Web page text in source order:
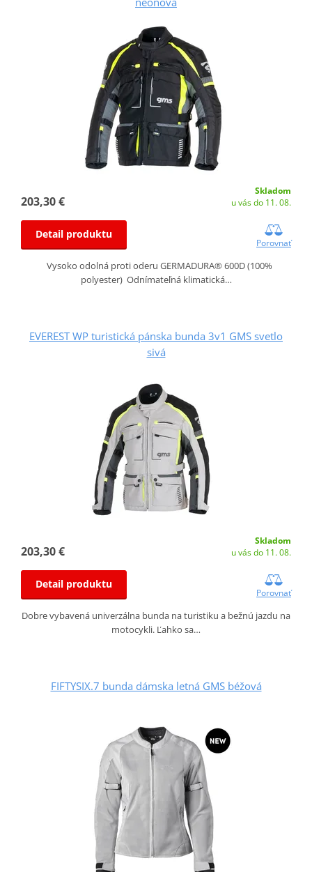
203,30 €
Skladom
u vás do 11. 08.
Detail produktu
Porovnať
Vysoko odolná proti oderu GERMADURA® 600D (100%
polyester) Odnímateľná klimatická…
EVEREST WP turistická pánska bunda 3v1 GMS svetlo
sivá
203,30 €
Skladom
u vás do 11. 08.
Detail produktu
Porovnať
Dobre vybavená univerzálna bunda na turistiku a bežnú jazdu na
motocykli. Ľahko sa…
FIFTYSIX.7 bunda dámska letná GMS béžová